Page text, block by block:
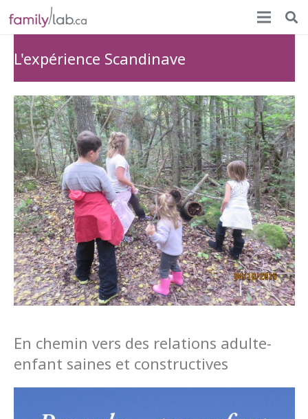
L'expérience Scandinave
En chemin vers des relations adulte-
enfant saines et constructives